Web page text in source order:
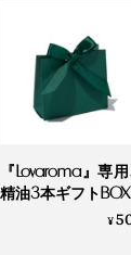
『Lovaroma』専用
精油3本ギフトBOX
¥